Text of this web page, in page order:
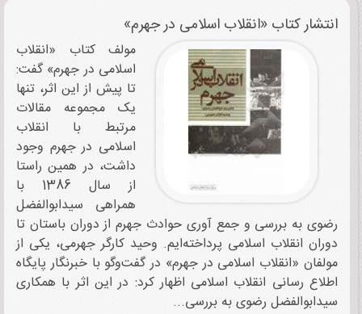
انتشار کتاب «انقلاب اسلامی در جهرم»
مولف کتاب «انقلاب
اسلامی در جهرم» گفت:
تا پیش از این اثر، تنها
یک مجموعه مقالات
مرتبط با انقلاب
اسلامی در جهرم وجود
داشت، در همین راستا
از سال 1386 با
همراهی سیدابوالفضل
رضوی به بررسی و جمع آوری حوادث جهرم از دوران باستان تا
دوران انقلاب اسلامی پرداخته‌ایم. وحید کارگر جهرمی، یکی از
مولفان «انقلاب اسلامی در جهرم» در گفت‌وگو با خبرنگار پایگاه
اطلاع رسانی انقلاب اسلامی اظهار کرد: در این اثر با همکاری
سیدابوالفضل رضوی به بررسی...